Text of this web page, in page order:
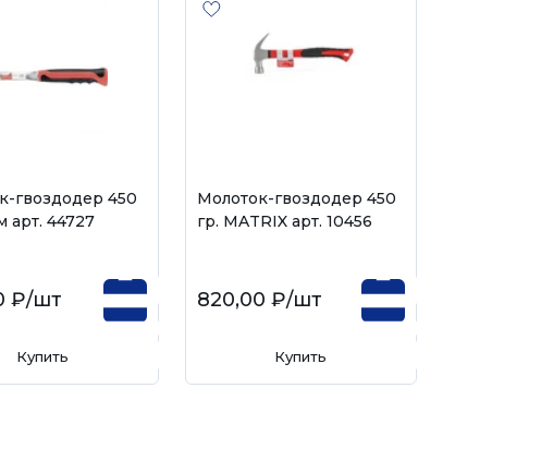
гвоздодер 450
арт. 44727
₽/шт
Купить
Молоток-гвоздодер 450
гр. MATRIX арт. 10456
820,00 ₽/шт
Купить